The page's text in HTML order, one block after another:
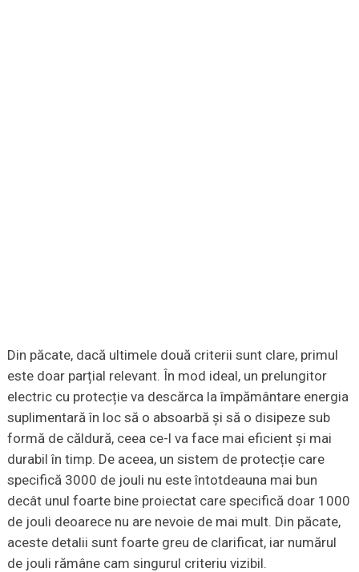
Din păcate, dacă ultimele două criterii sunt clare, primul
este doar parțial relevant. În mod ideal, un prelungitor
electric cu protecție va descărca la împământare energia
suplimentară în loc să o absoarbă și să o disipeze sub
formă de căldură, ceea ce-l va face mai eficient și mai
durabil în timp. De aceea, un sistem de protecție care
specifică 3000 de jouli nu este întotdeauna mai bun
decât unul foarte bine proiectat care specifică doar 1000
de jouli deoarece nu are nevoie de mai mult. Din păcate,
aceste detalii sunt foarte greu de clarificat, iar numărul
de jouli rămâne cam singurul criteriu vizibil.